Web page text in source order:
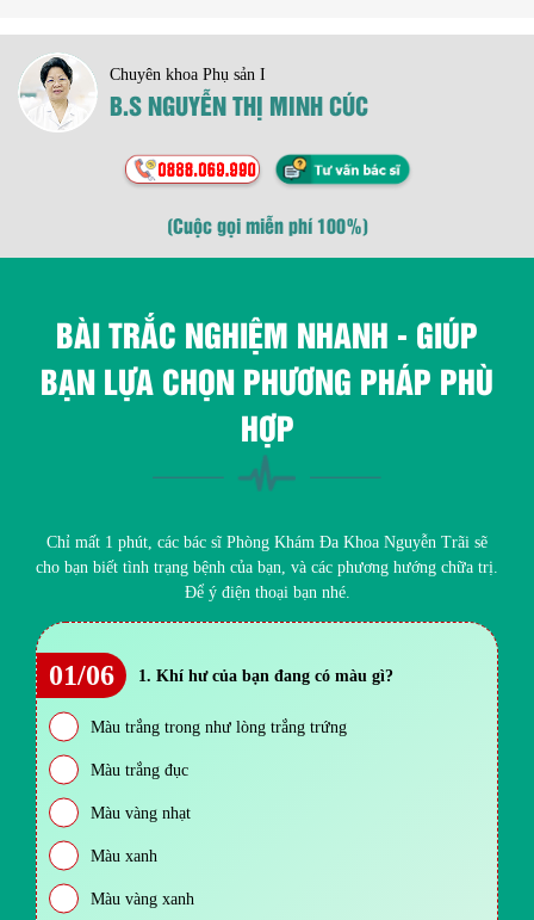
Chuyên khoa Phụ sản I
B.S NGUYỄN THỊ MINH CÚC
(Cuộc gọi miễn phí 100%)
BÀI TRẮC NGHIỆM NHANH - GIÚP
BẠN LỰA CHỌN PHƯƠNG PHÁP PHÙ
HỢP
Chỉ mất 1 phút, các bác sĩ Phòng Khám Đa Khoa Nguyễn Trãi sẽ
cho bạn biết tình trạng bệnh của bạn, và các phương hướng chữa trị.
Để ý điện thoại bạn nhé.
01/06 1. Khí hư của bạn đang có màu gì?
Màu trắng trong như lòng trắng trứng
Màu trắng đục
Màu vàng nhạt
Màu xanh
Màu vàng xanh